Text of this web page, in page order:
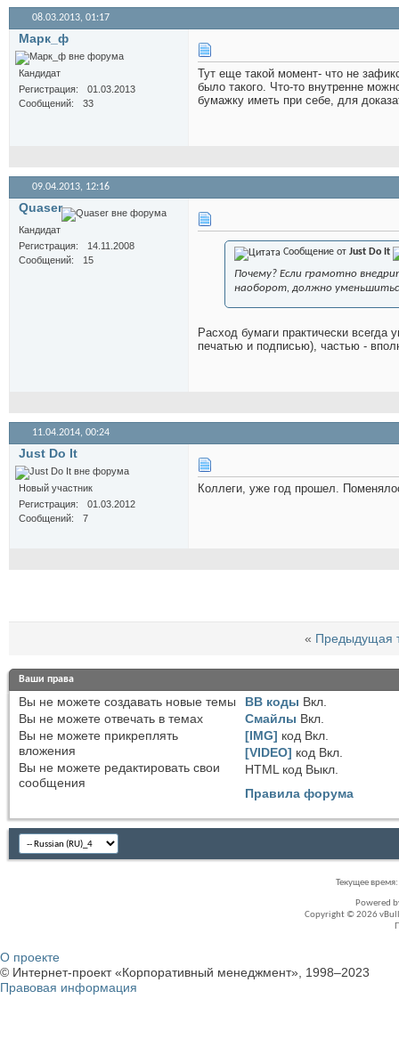
08.03.2013, 01:17
Марк_ф
Кандидат
Регистрация
01.03.2013
Сообщений
33
Тут еще такой момент- что не
было такого. Что-то внутренне
бумажку иметь при себе, для
09.04.2013, 12:16
Quaser
Кандидат
Регистрация
14.11.2008
Сообщений
15
Сообщение от Just Do It
Почему? Если грамотно
наоборот, должно
Расход бумаги практически всегда
печатью и подписью), частью -
11.04.2014, 00:24
Just Do It
Новый участник
Регистрация
01.03.2012
Сообщений
7
Коллеги, уже год прошел.
« Предыдущая
Ваши права
Вы не можете создавать новые темы
Вы не можете отвечать в темах
Вы не можете прикреплять
вложения
Вы не можете редактировать свои
сообщения
BB коды Вкл.
Смайлы Вкл.
[IMG] код Вкл.
[VIDEO] код Вкл.
HTML код Выкл.
Правила форума
Текущее время:
Powered
Copyright © 2026
О проекте
© Интернет-проект «Корпоративный менеджмент», 1998–2023
Правовая информация